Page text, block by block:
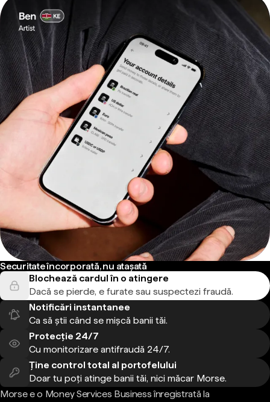
Securitate încorporată, nu atașată
Blochează cardul în o atingere
Dacă se pierde, e furate sau suspectezi fraudă.
Notificări instantanee
Ca să știi când se mișcă banii tăi.
Protecție 24/7
Cu monitorizare antifraudă 24/7.
Ține control total al portofelului
Doar tu poți atinge banii tăi, nici măcar Morse.
Morse e o Money Services Business înregistrată la